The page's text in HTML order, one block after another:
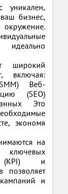
бизнес,
окружение.
широкий
включая:
Веб-
(SEO)
Это
экономя
на
(KPI) и
позволяет
и